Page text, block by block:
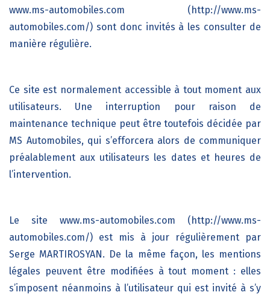
www.ms-automobiles.com (http://www.ms-
automobiles.com/) sont donc invités à les consulter de
manière régulière.
Ce site est normalement accessible à tout moment aux
utilisateurs. Une interruption pour raison de
maintenance technique peut être toutefois décidée par
MS Automobiles, qui s’efforcera alors de communiquer
préalablement aux utilisateurs les dates et heures de
l’intervention.
Le site www.ms-automobiles.com (http://www.ms-
automobiles.com/) est mis à jour régulièrement par
Serge MARTIROSYAN . De la même façon, les mentions
légales peuvent être modifiées à tout moment : elles
s’imposent néanmoins à l’utilisateur qui est invité à s’y